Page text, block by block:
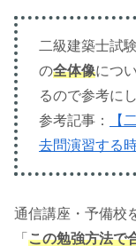
二級建築士試
の全体像につ
るので参考に
参考記事：
【
去問演習する
通信講座・予備校
「 この勉強方法で